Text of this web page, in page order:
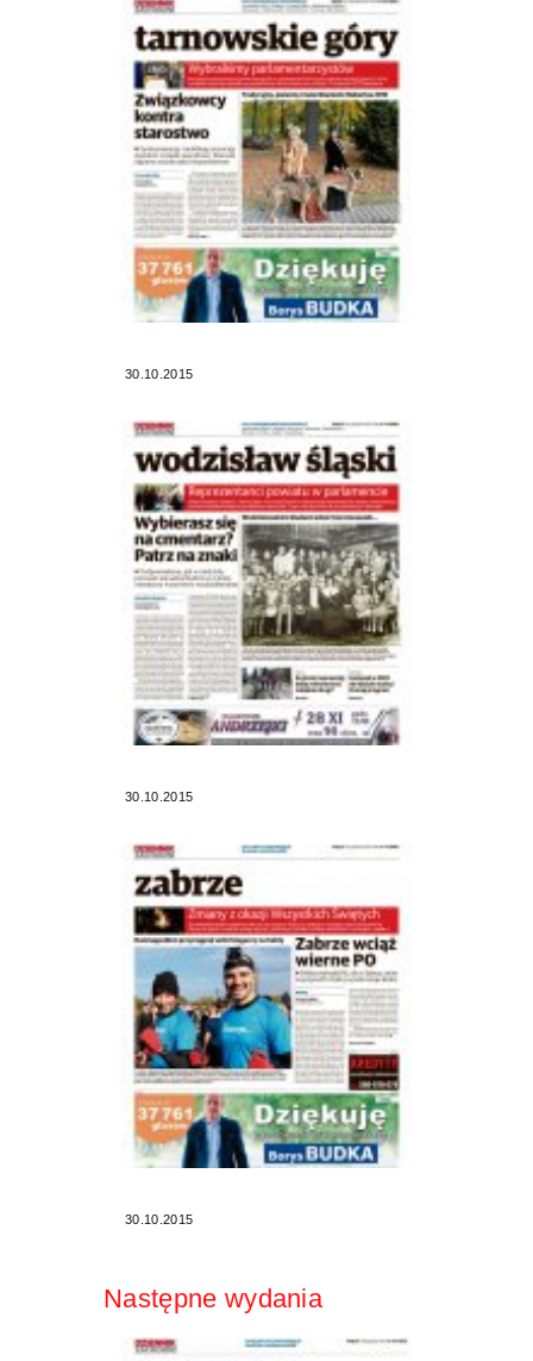
30.10.2015
30.10.2015
30.10.2015
Następne wydania